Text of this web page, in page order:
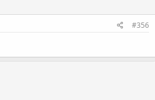
#356